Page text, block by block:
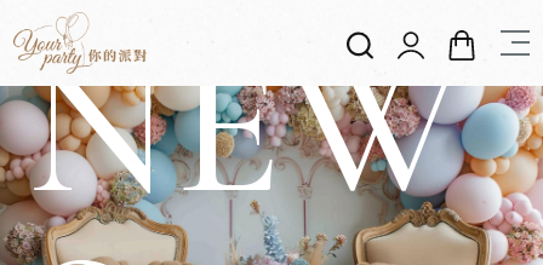
專屬你的派對
外送氣球
NEW